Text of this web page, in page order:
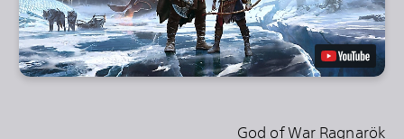
God of War Ragnarök